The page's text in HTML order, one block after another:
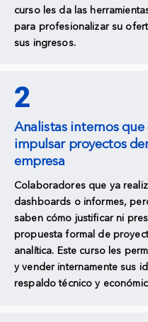
curso les da las
para profesionalizar su
sus ingresos.
2
Analistas internos que
impulsar proyectos
empresa
Colaboradores que ya
dashboards o informes,
saben cómo justificar ni
propuesta formal de
analítica. Este curso les
y vender internamente sus
respaldo técnico y